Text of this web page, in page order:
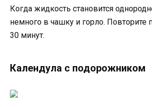
Когда жидкость становится
немного в чашку и горло. Повторите
30 минут.
Календула с подорожником